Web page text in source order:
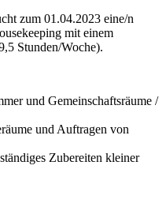
zum 01.04.2023 eine/n
mit einem
Stunden/Woche).
und Gemeinschaftsräume /
und Auftragen von
Zubereiten kleiner